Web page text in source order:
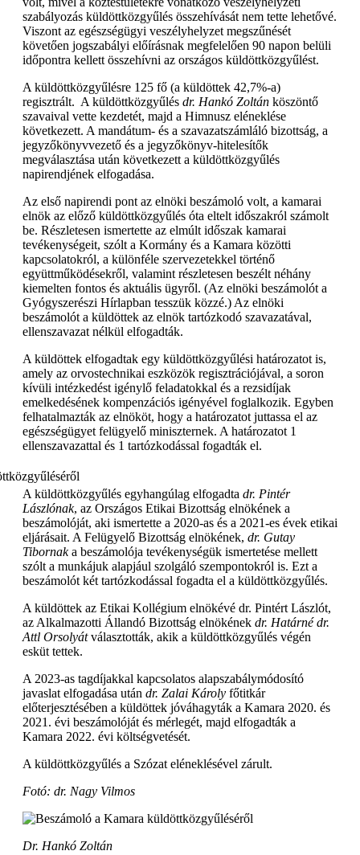
szabályozás küldöttközgyűlés összehívását nem tette lehetővé.
Viszont az egészségügyi veszélyhelyzet megszűnését
követően jogszabályi előírásnak megfelelően 90 napon belüli
időpontra kellett összehívni az országos küldöttközgyűlést.
A küldöttközgyűlésre 125 fő (a küldöttek 42,7%-a)
regisztrált. A küldöttközgyűlés dr. Hankó Zoltán köszöntő
szavaival vette kezdetét, majd a Himnusz eléneklése
következett. A mandátum- és a szavazatszámláló bizottság, a
jegyzőkönyvvezető és a jegyzőkönyv-hitelesítők
megválasztása után következett a küldöttközgyűlés
napirendjének elfogadása.
Az első napirendi pont az elnöki beszámoló volt, a kamarai
elnök az előző küldöttközgyűlés óta eltelt időszakról számolt
be. Részletesen ismertette az elmúlt időszak kamarai
tevékenységeit, szólt a Kormány és a Kamara közötti
kapcsolatokról, a különféle szervezetekkel történő
együttműködésekről, valamint részletesen beszélt néhány
kiemelten fontos és aktuális ügyről. (Az elnöki beszámolót a
Gyógyszerészi Hírlapban tesszük közzé.) Az elnöki
beszámolót a küldöttek az elnök tartózkodó szavazatával,
ellenszavazat nélkül elfogadták.
A küldöttek elfogadtak egy küldöttközgyűlési határozatot is,
amely az orvostechnikai eszközök regisztrációjával, a soron
kívüli intézkedést igénylő feladatokkal és a rezsidíjak
emelkedésének kompenzációs igényével foglalkozik. Egyben
felhatalmazták az elnököt, hogy a határozatot juttassa el az
egészségügyet felügyelő miniszternek. A határozatot 1
ellenszavazattal és 1 tartózkodással fogadták el.
A küldöttközgyűlés egyhangúlag elfogadta dr. Pintér
Lászlónak, az Országos Etikai Bizottság elnökének a
beszámolóját, aki ismertette a 2020-as és a 2021-es évek etikai
eljárásait. A Felügyelő Bizottság elnökének, dr. Gutay
Tibornaka beszámolója tevékenységük ismertetése mellett
szólt a munkájuk alapjául szolgáló szempontokról is. Ezt a
beszámolót két tartózkodással fogadta el a küldöttközgyűlés.
A küldöttek az Etikai Kollégium elnökévé dr. Pintért Lászlót,
az Alkalmazotti Állandó Bizottság elnökének dr. Határné dr.
Attl Orsolyátválasztották, akik a küldöttközgyűlés végén
esküt tettek.
A 2023-as tagdíjakkal kapcsolatos alapszabálymódosító
javaslat elfogadása után dr. Zalai Károly főtitkár
előterjesztésében a küldöttek jóváhagyták a Kamara 2020. és
2021. évi beszámolóját és mérlegét, majd elfogadták a
Kamara 2022. évi költségvetését.
A küldöttközgyűlés a Szózat eléneklésével zárult.
Fotó: dr. Nagy Vilmos
Dr. Hankó Zoltán